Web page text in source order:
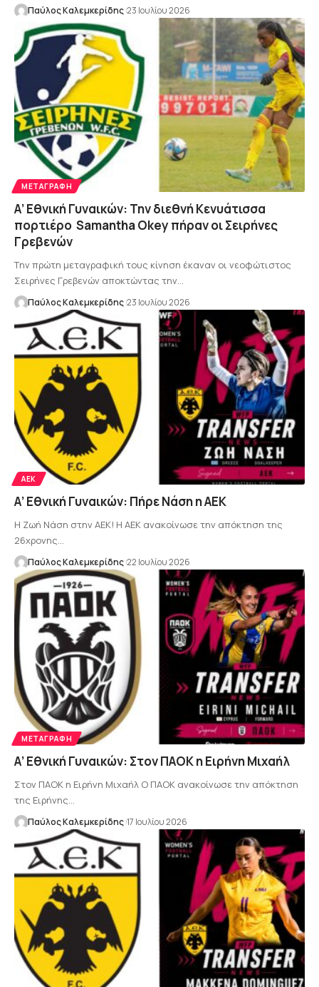
Παύλος Καλεμκερίδης 23 Ιουλίου 2026
ΜΕΤΑΓΡΑΦΉ
Α’ Εθνική Γυναικών: Την διεθνή Κενυάτισσα
πορτιέρο Samantha Οkey πήραν οι Σειρήνες
Γρεβενών
Tην πρώτη μεταγραφική τους κίνηση έκαναν οι νεοφώτιστος
Σειρήνες Γρεβενών αποκτώντας την…
Παύλος Καλεμκερίδης 23 Ιουλίου 2026
ΑΕΚ
Α’ Εθνική Γυναικών: Πήρε Νάση η ΑΕΚ
Η Ζωή Νάση στην ΑΕΚ! Η ΑΕΚ ανακοίνωσε την απόκτηση της
26χρονης…
Παύλος Καλεμκερίδης 22 Ιουλίου 2026
ΜΕΤΑΓΡΑΦΉ
Α’ Εθνική Γυναικών: Στον ΠΑΟΚ η Ειρήνη Μιχαήλ
Στον ΠΑΟΚ η Ειρήνη Μιχαήλ Ο ΠΑΟΚ ανακοίνωσε την απόκτηση
της Ειρήνης…
Παύλος Καλεμκερίδης 17 Ιουλίου 2026